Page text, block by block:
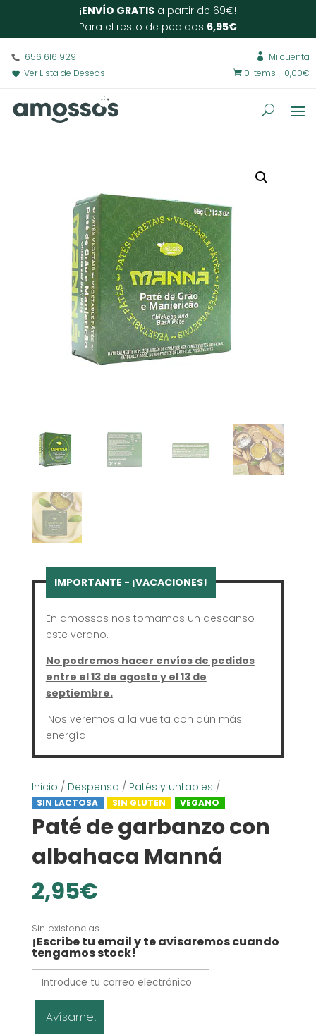
¡ENVÍO GRATIS a partir de 69€!
Para el resto de pedidos 6,95€
656 616 929
Ver Lista de Deseos
 Mi cuenta
 0 Items - 0,00€
En amossos nos tomamos un descanso
este verano.
No podremos hacer envíos de pedidos
entre el 13 de agosto y el 13 de
septiembre.
¡Nos veremos a la vuelta con aún más
energía!
Inicio / Despensa / Patés y untables /
SIN LACTOSA SIN GLUTEN VEGANO
Paté de garbanzo con
albahaca Manná
2,95€
Sin existencias
¡Escribe tu email y te avisaremos cuando
tengamos stock!
¡Avísame!